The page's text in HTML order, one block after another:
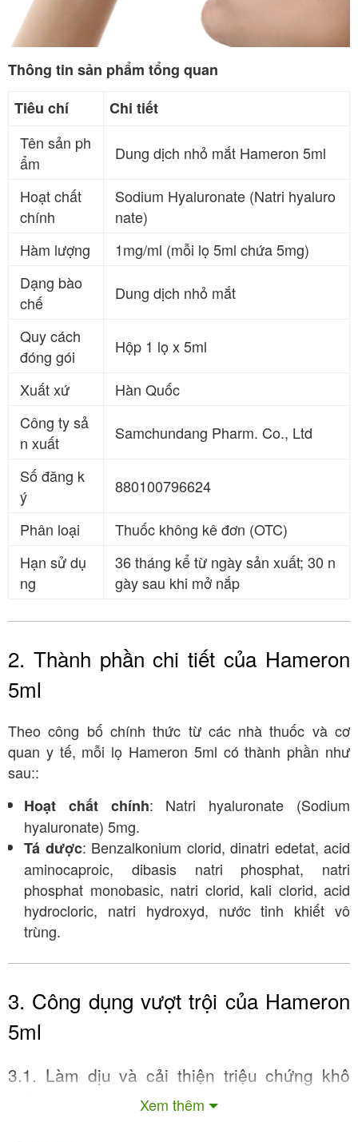
Thông tin sản phẩm tổng quan
Tiêu chí
Chi tiết
Tên sản ph
ẩm
Dung dịch nhỏ mắt Hameron 5ml
Hoạt chất
chính
Sodium Hyaluronate (Natri hyaluro
nate)
Hàm lượng
1mg/ml (mỗi lọ 5ml chứa 5mg)
Dạng bào
chế
Dung dịch nhỏ mắt
Quy cách
đóng gói
Hộp 1 lọ x 5ml
Xuất xứ
Hàn Quốc
Công ty sả
n xuất
Samchundang Pharm. Co., Ltd
Số đăng k
ý
880100796624
Phân loại
Thuốc không kê đơn (OTC)
Hạn sử dụ
ng
36 tháng kể từ ngày sản xuất; 30 n
gày sau khi mở nắp
2. Thành phần chi tiết của Hameron
5ml
Theo công bố chính thức từ các nhà thuốc và cơ
quan y tế, mỗi lọ Hameron 5ml có thành phần như
sau::
Hoạt chất chính: Natri hyaluronate (Sodium
hyaluronate) 5mg.
Tá dược: Benzalkonium clorid, dinatri edetat, acid
aminocaproic, dibasis natri phosphat, natri
phosphat monobasic, natri clorid, kali clorid, acid
hydrocloric, natri hydroxyd, nước tinh khiết vô
trùng.
3. Công dụng vượt trội của Hameron
5ml
Xem thêm
3.1. Làm dịu và cải thiện triệu chứng khô